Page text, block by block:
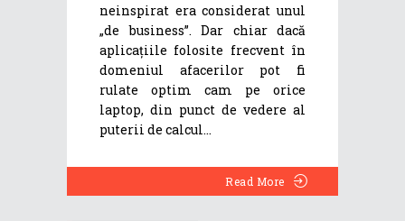
neinspirat era considerat unul
„de business”. Dar chiar dacă
aplicațiile folosite frecvent în
domeniul afacerilor pot fi
rulate optim cam pe orice
laptop, din punct de vedere al
puterii de calcul
Read More